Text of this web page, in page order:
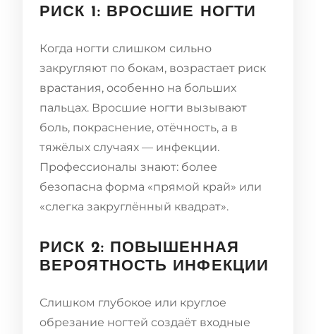
РИСК 1: ВРОСШИЕ НОГТИ
Когда ногти слишком сильно
закругляют по бокам, возрастает риск
врастания, особенно на больших
пальцах. Вросшие ногти вызывают
боль, покраснение, отёчность, а в
тяжёлых случаях — инфекции.
Профессионалы знают: более
безопасна форма «прямой край» или
«слегка закруглённый квадрат».
РИСК 2: ПОВЫШЕННАЯ
ВЕРОЯТНОСТЬ ИНФЕКЦИИ
Слишком глубокое или круглое
обрезание ногтей создаёт входные